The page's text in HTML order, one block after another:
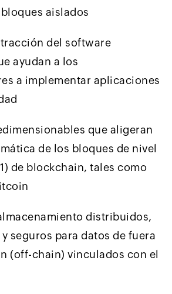
aislados
del software
ayudan a los
a implementar aplicaciones
que aligeran
de los bloques de nivel
de blockchain, tales como
distribuidos,
seguros para datos de fuera
(off-chain) vinculados con el